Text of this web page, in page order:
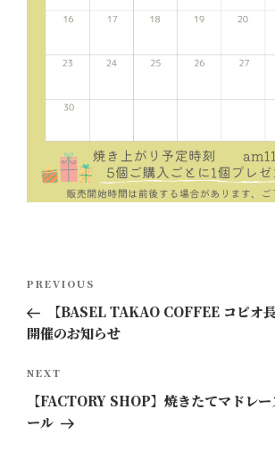
ナ
ビ
ゲ
ー
シ
Previous
Post
PREVIOUS
【BASEL TAKAO COFFEE コピオ
開催のお知らせ
Next
Post
NEXT
【FACTORY SHOP】焼きたてマドレ
ール